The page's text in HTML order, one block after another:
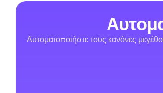
Αυτοματοποιήστε τους κανόνες